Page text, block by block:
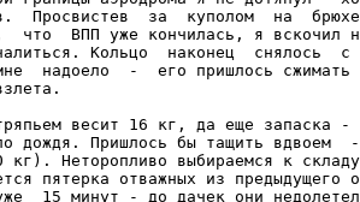
Просвистев  за  куполом  на
что  ВПП уже кончилась, я вскочил
Кольцо  наконец  снялось
надоело  -  его пришлось сжимать
весит 16 кг, да еще запаска -
дождя. Пришлось бы тащить вдвоем
кг). Неторопливо выбираемся к
пятерка отважных из предыдущего
15 минут - до дачек они